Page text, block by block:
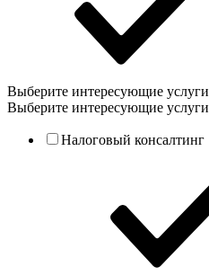
Выберите интересующие услуги
Выберите интересующие услуги
Налоговый консалтинг